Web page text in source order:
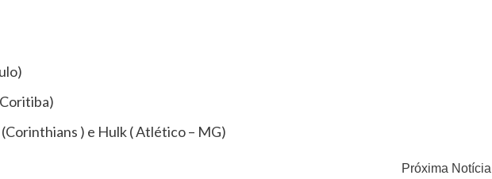
) e Hulk ( Atlético – MG)
Próxima Notícia